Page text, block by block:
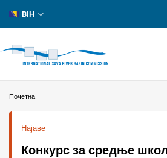
BIH
Почетна
Најаве
Конкурс за средње